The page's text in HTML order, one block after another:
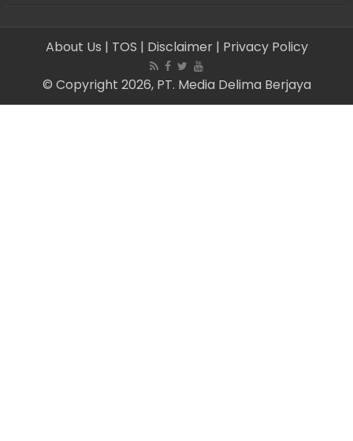
About Us | TOS | Disclaimer | Privacy Policy
© Copyright 2026, PT. Media Delima Berjaya